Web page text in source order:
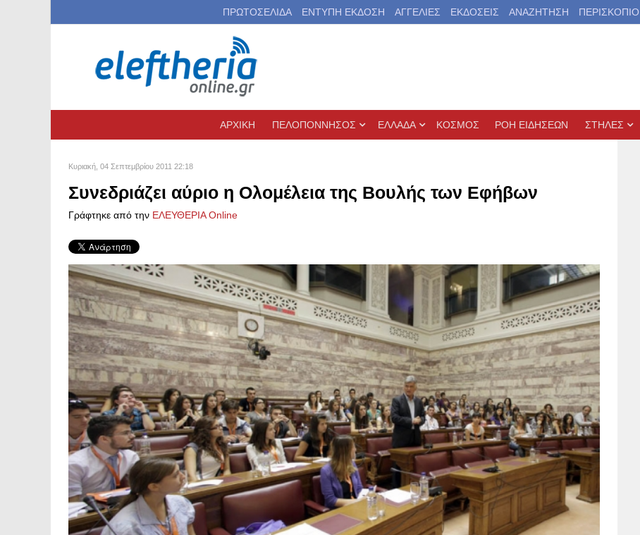
ΠΡΩΤΟΣΕΛΙΔΑ ΕΝΤΥΠΗ ΕΚΔΟΣΗ ΑΓΓΕΛΙΕΣ ΕΚΔΟΣΕΙΣ ΑΝΑΖΗΤΗΣΗ ΠΕΡΙΣΚΟΠΙΟ
ΑΡΧΙΚΗ ΠΕΛΟΠΟΝΝΗΣΟΣ ΕΛΛΑΔΑ ΚΟΣΜΟΣ ΡΟΗ ΕΙΔΗΣΕΩΝ ΣΤΗΛΕΣ
Κυριακή, 04 Σεπτεμβρίου 2011 22:18
Συνεδριάζει αύριο η Ολομέλεια της Βουλής των Εφήβων
Γράφτηκε από την ΕΛΕΥΘΕΡΙΑ Online